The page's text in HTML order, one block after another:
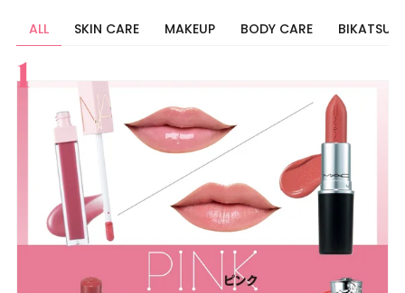
ALL SKIN CARE MAKEUP BODY CARE BIKATSU
すべて
スキンケア
メイク
ボディケア
美活
ヘア
ライフスタイル
ビューティーズ